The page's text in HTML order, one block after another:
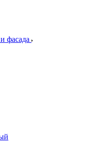
фасада